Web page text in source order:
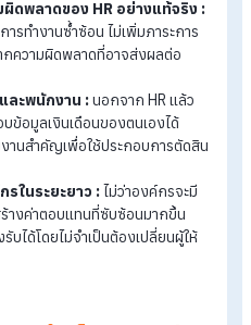
ใหม่ได้มากน้อยเพียงใด โดยบริกา
ควรมีคุณสมบัติสำคัญดังนี้
บ ไม่ใช่แค่คำนวณเงินเดือน :
2026 ต้องทำงานร่วมกับข้อมูล
า และโอทีได้อย่างอัตโนมัติ ลดการ
วยให้ข้อมูลทุกส่วนสอดคล้องกันใน
ามผิดพลาดของ HR อย่างแท้จ